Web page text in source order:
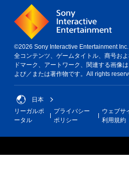
©2026 Sony Interactive Entertainment
全コンテンツ、ゲームタイトル、商号お
ドマーク、アートワーク、関連する画像
よび／または著作物です。All rights
日本
リーガルポ
ータル
プライバシー
ポリシー
ウェブサ
利用規約